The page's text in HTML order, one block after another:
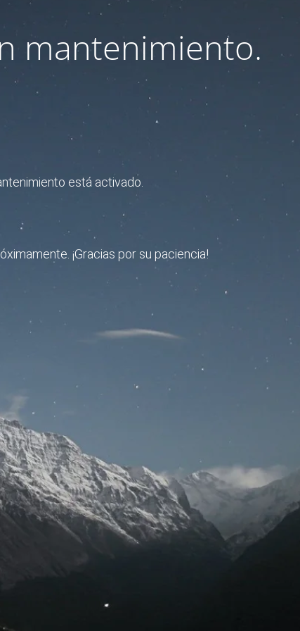
mantenimiento.
está activado.
¡Gracias por su paciencia!